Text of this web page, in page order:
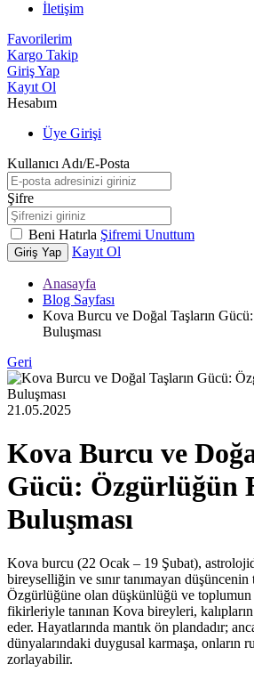
İletişim
Favorilerim
Kargo Takip
Giriş Yap
Kayıt Ol
Hesabım
Üye Girişi
Kullanıcı Adı/E-Posta
Şifre
Beni Hatırla Şifremi Unuttum
Giriş Yap Kayıt Ol
Anasayfa
Blog Sayfası
Kova Burcu ve Doğal Taşların
Buluşması
Geri
21.05.2025
Kova Burcu ve
Gücü: Özgürlüğün
Buluşması
Kova burcu (22 Ocak – 19 Şubat),
bireyselliğin ve sınır tanımayan
Özgürlüğüne olan düşkünlüğü ve toplumun
fikirleriyle tanınan Kova bireyleri, kalıpların
eder. Hayatlarında mantık ön plandadır;
dünyalarındaki duygusal karmaşa, onların
zorlayabilir.